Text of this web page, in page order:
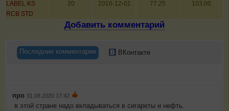
LABEL KS
RCB STD
20 2016-12-01 77.25 103.00
Добавить комментарий
Последние комментарии ВКонтакте
про 31.08.2020 17:42
в этой стране надо вкладываться в сигареты и нефть.